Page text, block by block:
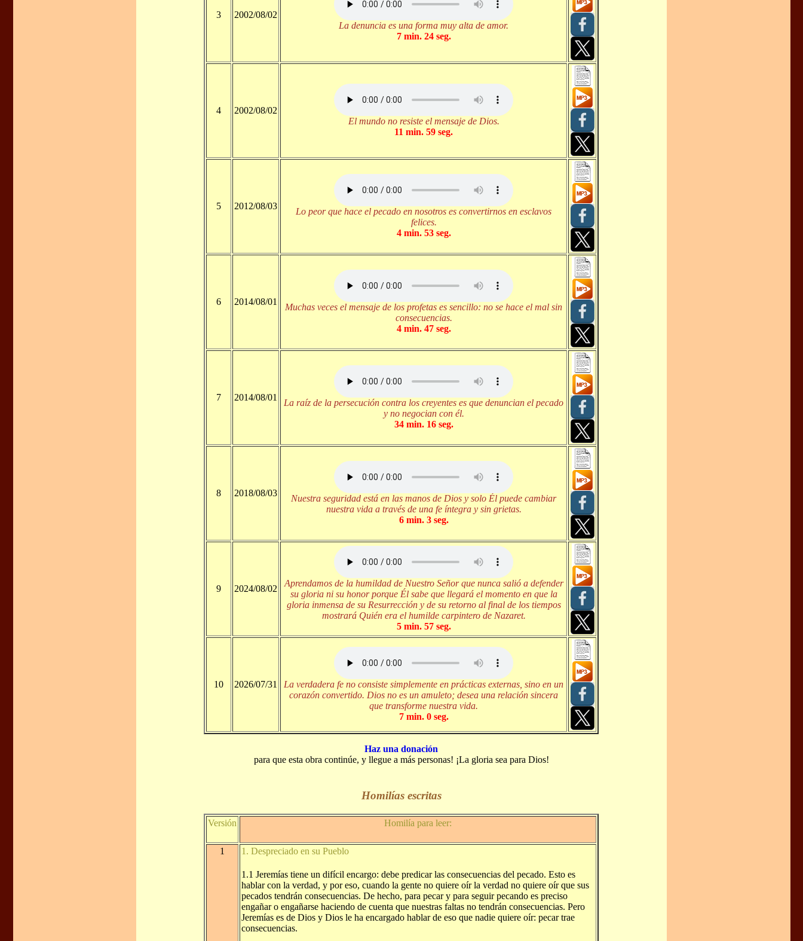
3
2002/08/02
La denuncia es una forma muy alta de amor.
7 min. 24 seg.
4
2002/08/02
El mundo no resiste el mensaje de Dios.
11 min. 59 seg.
5 2012/08/03
Lo peor que hace el pecado en nosotros es convertirnos en esclavos
felices.
4 min. 53 seg.
6 2014/08/01
Muchas veces el mensaje de los profetas es sencillo: no se hace el mal sin
consecuencias.
4 min. 47 seg.
7 2014/08/01
La raíz de la persecución contra los creyentes es que denuncian el pecado
y no negocian con él.
34 min. 16 seg.
8 2018/08/03
Nuestra seguridad está en las manos de Dios y solo Él puede cambiar
nuestra vida a través de una fe íntegra y sin grietas.
6 min. 3 seg.
9 2024/08/02
Aprendamos de la humildad de Nuestro Señor que nunca salió a defender
su gloria ni su honor porque Él sabe que llegará el momento en que la
gloria inmensa de su Resurrección y de su retorno al final de los tiempos
mostrará Quién era el humilde carpintero de Nazaret.
5 min. 57 seg.
10 2026/07/31
La verdadera fe no consiste simplemente en prácticas externas, sino en un
corazón convertido. Dios no es un amuleto; desea una relación sincera
que transforme nuestra vida.
7 min. 0 seg.
Haz una donación
para que esta obra continúe, y llegue a más personas! ¡La gloria sea para Dios!
Homilías escritas
Versión Homilía para leer:
1 1. Despreciado en su Pueblo
1.1 Jeremías tiene un difícil encargo: debe predicar las consecuencias del pecado. Esto es
hablar con la verdad, y por eso, cuando la gente no quiere oír la verdad no quiere oír que sus
pecados tendrán consecuencias. De hecho, para pecar y para seguir pecando es preciso
engañar o engañarse haciendo de cuenta que nuestras faltas no tendrán consecuencias. Pero
Jeremías es de Dios y Dios le ha encargado hablar de eso que nadie quiere oír: pecar trae
consecuencias.